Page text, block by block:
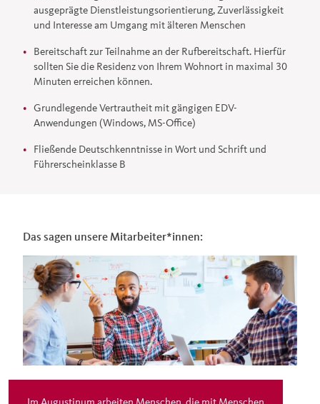
ausgeprägte Dienstleistungsorientierung, Zuverlässigkeit
und Interesse am Umgang mit älteren Menschen
Bereitschaft zur Teilnahme an der Rufbereitschaft. Hierfür
sollten Sie die Residenz von Ihrem Wohnort in maximal 30
Minuten erreichen können.
Grundlegende Vertrautheit mit gängigen EDV-
Anwendungen (Windows, MS-Office)
Fließende Deutschkenntnisse in Wort und Schrift und
Führerscheinklasse B
Das sagen unsere Mitarbeiter*innen: